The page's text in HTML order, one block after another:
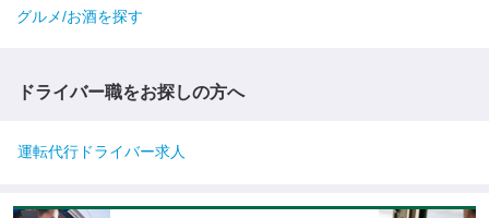
グルメ/お酒を探す
ドライバー職をお探しの方へ
運転代行ドライバー求人